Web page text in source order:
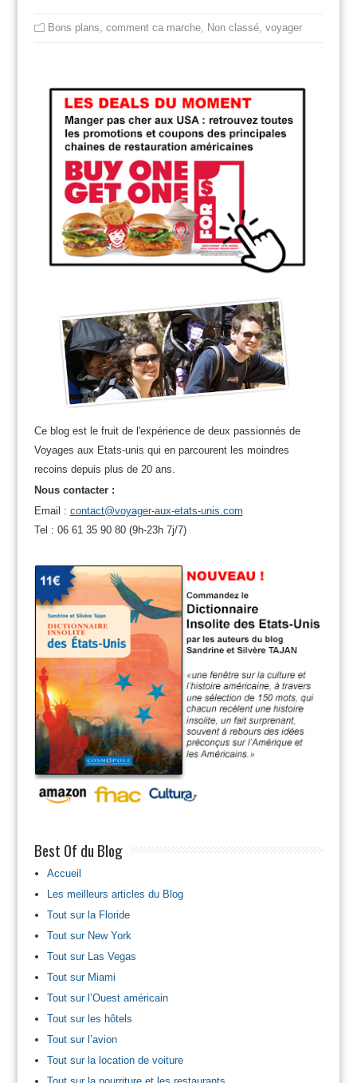
Bons plans comment ca marche, Non classé, voyager
Ce blog est le fruit de l'expérience de deux passionnés de
Voyages aux Etats-unis qui en parcourent les moindres
recoins depuis plus de 20 ans.
Nous contacter :
Email : contact@voyager-aux-etats-unis.com
Tel : 06 61 35 90 80 (9h-23h 7j/7)
Best Of du Blog
Accueil
Les meilleurs articles du Blog
Tout sur la Floride
Tout sur New York
Tout sur Las Vegas
Tout sur Miami
Tout sur l’Ouest américain
Tout sur les hôtels
Tout sur l’avion
Tout sur la location de voiture